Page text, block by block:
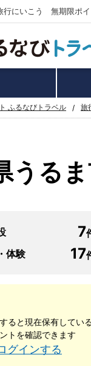
行にいこう 無期限ポイ
ふるなびトラベル 旅
うる
7
体験 17
ると現在保有してい
トを確認できます
グインする